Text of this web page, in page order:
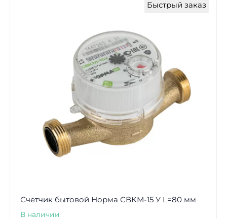
Быстрый заказ
Счетчик бытовой Норма СВКМ-15 У L=80 мм
В наличии